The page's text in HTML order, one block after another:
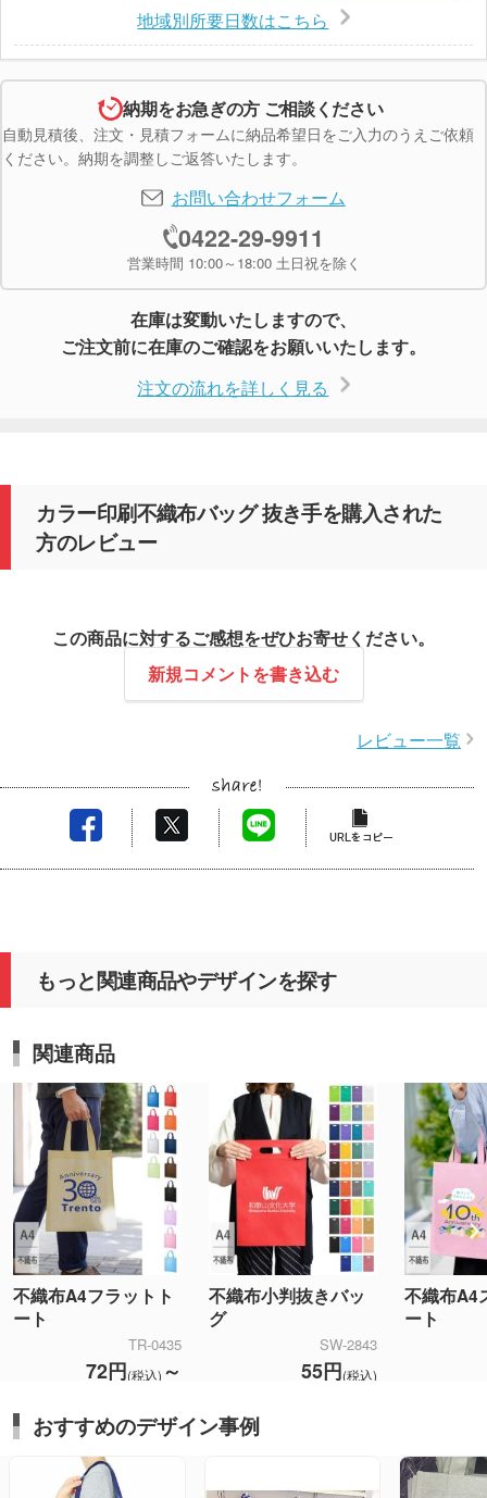
地域別所要日数はこちら
納期をお急ぎの方 ご相談ください
自動見積後、注文・見積フォームに納品希望日をご入力のうえご依頼
ください。納期を調整しご返答いたします。
お問い合わせフォーム
0422-29-9911
営業時間 10:00～18:00 土日祝を除く
在庫は変動いたしますので、
ご注文前に在庫のご確認をお願いいたします。
注文の流れを詳しく見る
カラー印刷不織布バッグ 抜き手を購入された
方のレビュー
この商品に対するご感想をぜひお寄せください。
新規コメントを書き込む
レビュー一覧
もっと関連商品やデザインを探す
関連商品
不織布A4フラットト
ート
TR-0435
72円(税込) ～
不織布小判抜きバッ
グ
SW-2843
55円(税込)
不織布A4
ート
おすすめのデザイン事例